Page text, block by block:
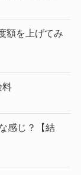
額を上げてみ
料
感じ？【結